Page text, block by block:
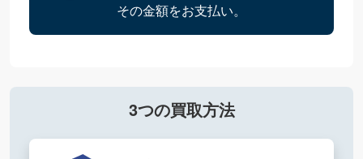
その金額をお支払い。
3つの買取方法